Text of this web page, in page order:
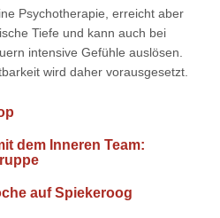
Psychotherapie, erreicht aber
Tiefe und kann auch bei
intensive Gefühle auslösen.
wird daher vorausgesetzt.
dem Inneren Team:
auf Spiekeroog